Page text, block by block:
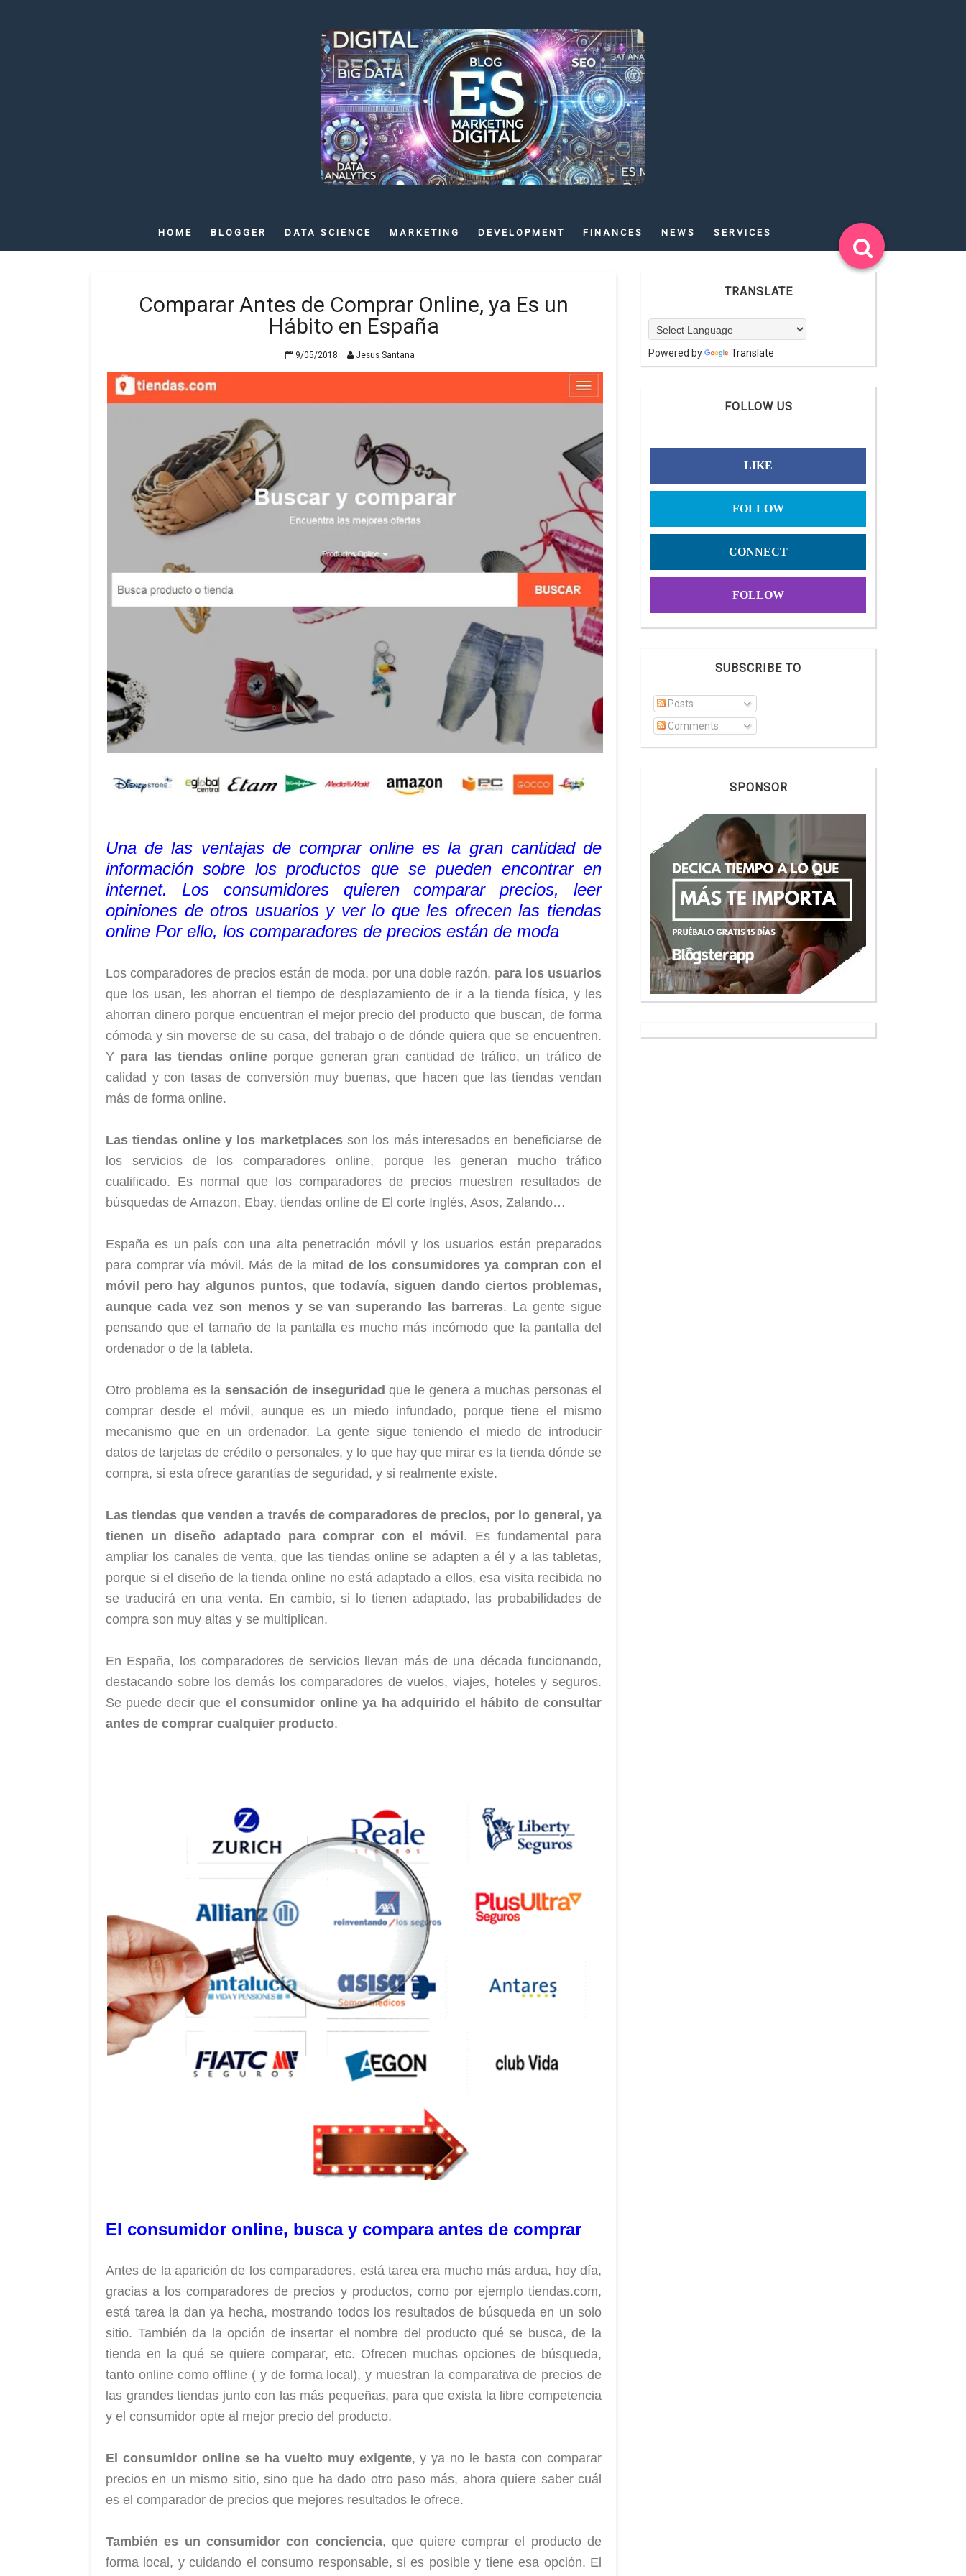
HOME BLOGGER DATA SCIENCE MARKETING DEVELOPMENT FINANCES NEWS SERVICES
Comparar Antes de Comprar Online, ya Es un
Hábito en España
9/05/2018 Jesus Santana
Una de las ventajas de comprar online es la gran cantidad de
información sobre los productos que se pueden encontrar en
internet. Los consumidores quieren comparar precios, leer
opiniones de otros usuarios y ver lo que les ofrecen las tiendas
online Por ello, los comparadores de precios están de moda
Los comparadores de precios están de moda, por una doble razón, para los usuarios
que los usan, les ahorran el tiempo de desplazamiento de ir a la tienda física, y les
ahorran dinero porque encuentran el mejor precio del producto que buscan, de forma
cómoda y sin moverse de su casa, del trabajo o de dónde quiera que se encuentren.
Y para las tiendas onlineporque generan gran cantidad de tráfico, un tráfico de
calidad y con tasas de conversión muy buenas, que hacen que las tiendas vendan
más de forma online.
Las tiendas online y los marketplacesson los más interesados en beneficiarse de
los servicios de los comparadores online, porque les generan mucho tráfico
cualificado. Es normal que los comparadores de precios muestren resultados de
búsquedas de Amazon, Ebay, tiendas online de El corte Inglés, Asos, Zalando…
España es un país con una alta penetración móvil y los usuarios están preparados
para comprar vía móvil. Más de la mitad de los consumidores ya compran con el
móvil pero hay algunos puntos, que todavía, siguen dando ciertos problemas,
aunque cada vez son menos y se van superando las barreras. La gente sigue
pensando que el tamaño de la pantalla es mucho más incómodo que la pantalla del
ordenador o de la tableta.
Otro problema es la sensación de inseguridad que le genera a muchas personas el
comprar desde el móvil, aunque es un miedo infundado, porque tiene el mismo
mecanismo que en un ordenador. La gente sigue teniendo el miedo de introducir
datos de tarjetas de crédito o personales, y lo que hay que mirar es la tienda dónde se
compra, si esta ofrece garantías de seguridad, y si realmente existe.
Las tiendas que venden a través de comparadores de precios, por lo general, ya
tienen un diseño adaptado para comprar con el móvil . Es fundamental para
ampliar los canales de venta, que las tiendas online se adapten a él y a las tabletas,
porque si el diseño de la tienda online no está adaptado a ellos, esa visita recibida no
se traducirá en una venta. En cambio, si lo tienen adaptado, las probabilidades de
compra son muy altas y se multiplican.
En España, los comparadores de servicios llevan más de una década funcionando,
destacando sobre los demás los comparadores de vuelos, viajes, hoteles y seguros.
Se puede decir que el consumidor online ya ha adquirido el hábito de consultar
antes de comprar cualquier producto.
El consumidor online, busca y compara antes de comprar
Antes de la aparición de los comparadores, está tarea era mucho más ardua, hoy día,
gracias a los comparadores de precios y productos, como por ejemplo tiendas.com,
está tarea la dan ya hecha, mostrando todos los resultados de búsqueda en un solo
sitio. También da la opción de insertar el nombre del producto qué se busca, de la
tienda en la qué se quiere comparar, etc. Ofrecen muchas opciones de búsqueda,
tanto online como offline ( y de forma local), y muestran la comparativa de precios de
las grandes tiendas junto con las más pequeñas, para que exista la libre competencia
y el consumidor opte al mejor precio del producto.
El consumidor online se ha vuelto muy exigente, y ya no le basta con comparar
precios en un mismo sitio, sino que ha dado otro paso más, ahora quiere saber cuál
es el comparador de precios que mejores resultados le ofrece.
También es un consumidor con conciencia, que quiere comprar el producto de
forma local, y cuidando el consumo responsable, si es posible y tiene esa opción. El
TRANSLATE
Powered by Translate
FOLLOW US
LIKE
FOLLOW
CONNECT
FOLLOW
SUBSCRIBE TO
Posts
Comments
SPONSOR